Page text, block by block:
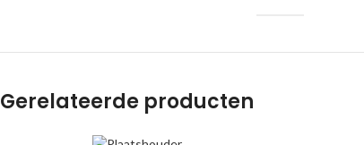
Gerelateerde producten